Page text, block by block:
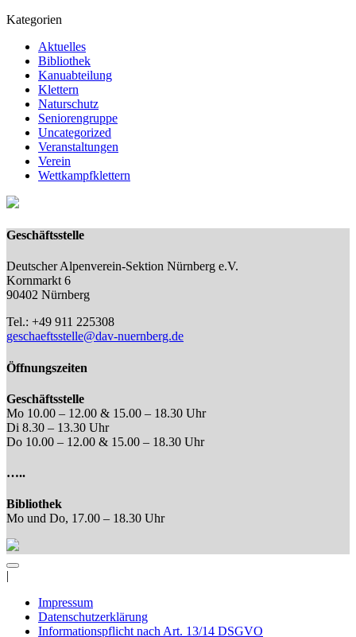
Kategorien
Aktuelles
Bibliothek
Kanuabteilung
Klettern
Naturschutz
Seniorengruppe
Uncategorized
Veranstaltungen
Verein
Wettkampfklettern
Geschäftsstelle
Deutscher Alpenverein-Sektion Nürnberg e.V.
Kornmarkt 6
90402 Nürnberg
Tel.: +49 911 225308
geschaeftsstelle@dav-nuernberg.de
Öffnungszeiten
Geschäftsstelle
Mo 10.00 – 12.00 & 15.00 – 18.30 Uhr
Di 8.30 – 13.30 Uhr
Do 10.00 – 12.00 & 15.00 – 18.30 Uhr
…..
Bibliothek
Mo und Do, 17.00 – 18.30 Uhr
Impressum
Datenschutzerklärung
Informationspflicht nach Art. 13/14 DSGVO